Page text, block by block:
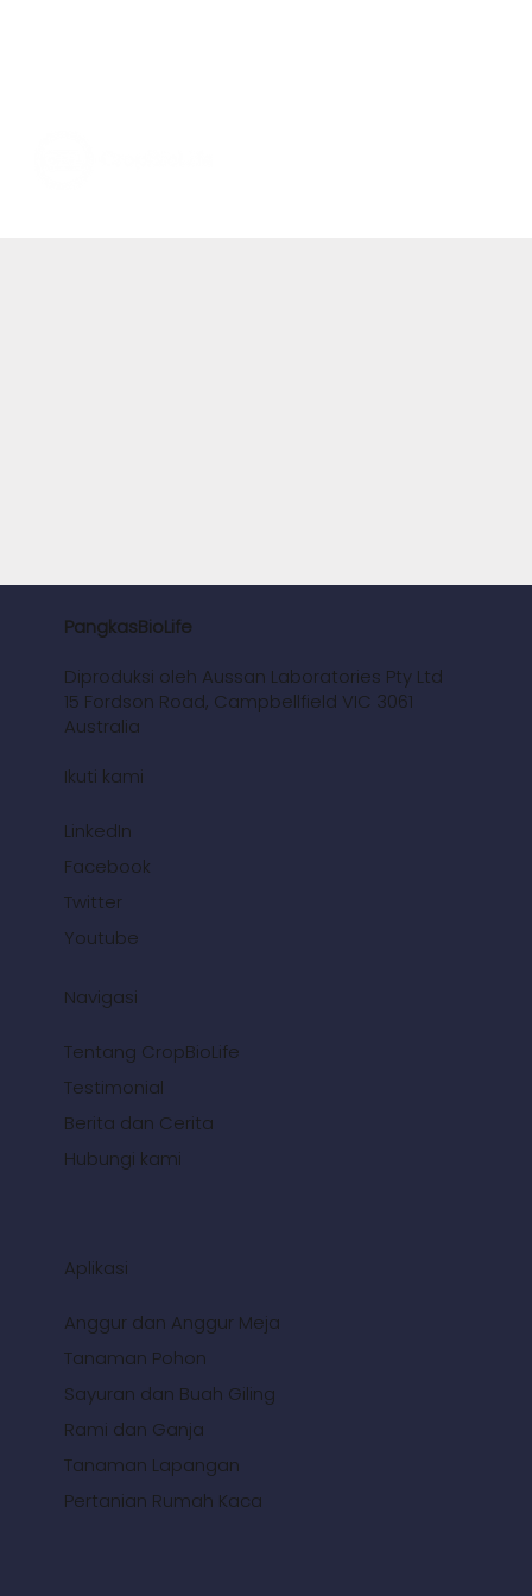
PangkasBioLife
Diproduksi oleh Aussan Laboratories Pty Ltd
15 Fordson Road, Campbellfield VIC 3061
Australia
Ikuti kami
LinkedIn
Facebook
Twitter
Youtube
Navigasi
Tentang CropBioLife
Testimonial
Berita dan Cerita
Hubungi kami
Aplikasi
Anggur dan Anggur Meja
Tanaman Pohon
Sayuran dan Buah Giling
Rami dan Ganja
Tanaman Lapangan
Pertanian Rumah Kaca